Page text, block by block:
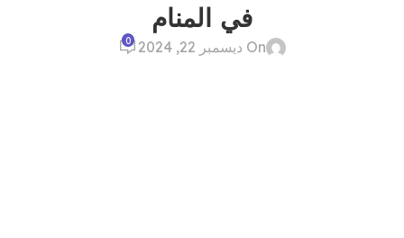
في المنام
On ديسمبر 22, 2024 0